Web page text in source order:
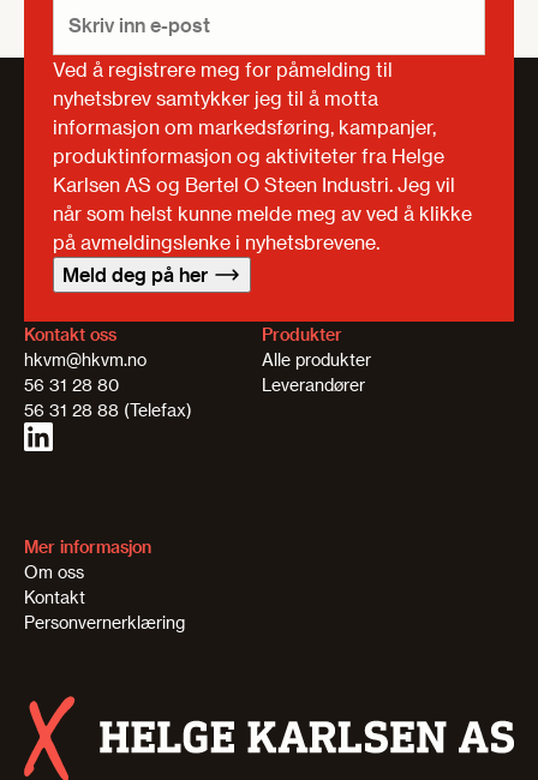
Ved å registrere meg for påmelding til
nyhetsbrev samtykker jeg til å motta
informasjon om markedsføring, kampanjer,
produktinformasjon og aktiviteter fra Helge
Karlsen AS og Bertel O Steen Industri. Jeg vil
når som helst kunne melde meg av ved å klikke
på avmeldingslenke i nyhetsbrevene.
Meld deg på her
Kontakt oss
hkvm@hkvm.no
56 31 28 80
56 31 28 88 (Telefax)
Produkter
Alle produkter
Leverandører
Mer informasjon
Om oss
Kontakt
Personvernerklæring